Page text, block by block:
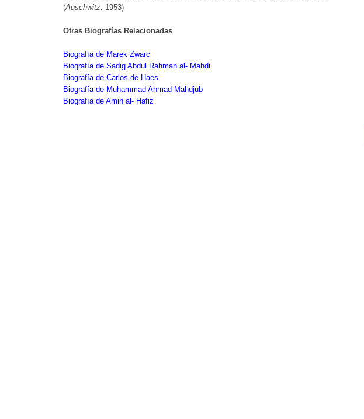
(Auschwitz, 1953)
Otras Biografías Relacionadas
Biografía de Marek Zwarc
Biografía de Sadig Abdul Rahman al- Mahdi
Biografía de Carlos de Haes
Biografía de Muhammad Ahmad Mahdjub
Biografía de Amin al- Hafiz